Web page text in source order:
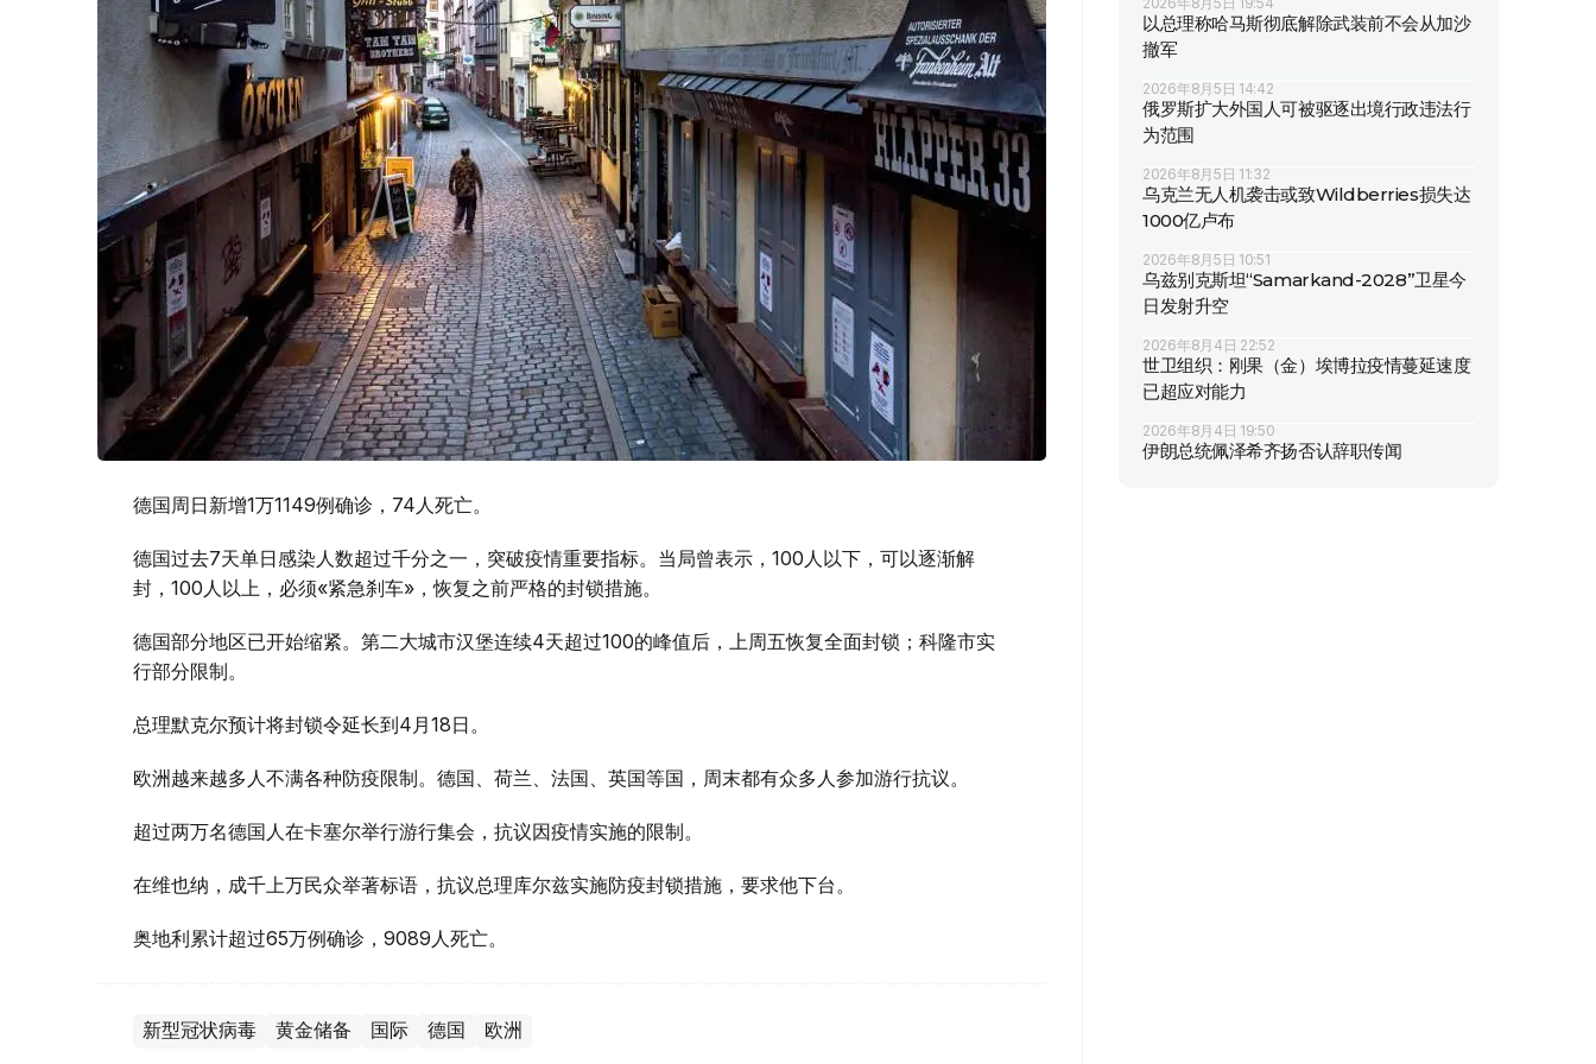
德国周日新增1万1149例确诊，74人死亡。
德国过去7天单日感染人数超过千分之一，突破疫情重要指标。当局曾表示，100人以下，可以逐渐解
封，100人以上，必须«紧急刹车»，恢复之前严格的封锁措施。
德国部分地区已开始缩紧。第二大城市汉堡连续4天超过100的峰值后，上周五恢复全面封锁；科隆市实
行部分限制。
总理默克尔预计将封锁令延长到4月18日。
欧洲越来越多人不满各种防疫限制。德国、荷兰、法国、英国等国，周末都有众多人参加游行抗议。
超过两万名德国人在卡塞尔举行游行集会，抗议因疫情实施的限制。
在维也纳，成千上万民众举著标语，抗议总理库尔兹实施防疫封锁措施，要求他下台。
奥地利累计超过65万例确诊，9089人死亡。
新型冠状病毒 黄金储备 国际 德国 欧洲
以总理称哈马斯彻底解除武装前不会从加沙
撤军
2026年8月5日 14:42
俄罗斯扩大外国人可被驱逐出境行政违法行
为范围
2026年8月5日 11:32
乌克兰无人机袭击或致Wildberries损失达
1000亿卢布
2026年8月5日 10:51
乌兹别克斯坦“Samarkand-2028”卫星今
日发射升空
2026年8月4日 22:52
世卫组织：刚果（金）埃博拉疫情蔓延速度
已超应对能力
2026年8月4日 19:50
伊朗总统佩泽希齐扬否认辞职传闻